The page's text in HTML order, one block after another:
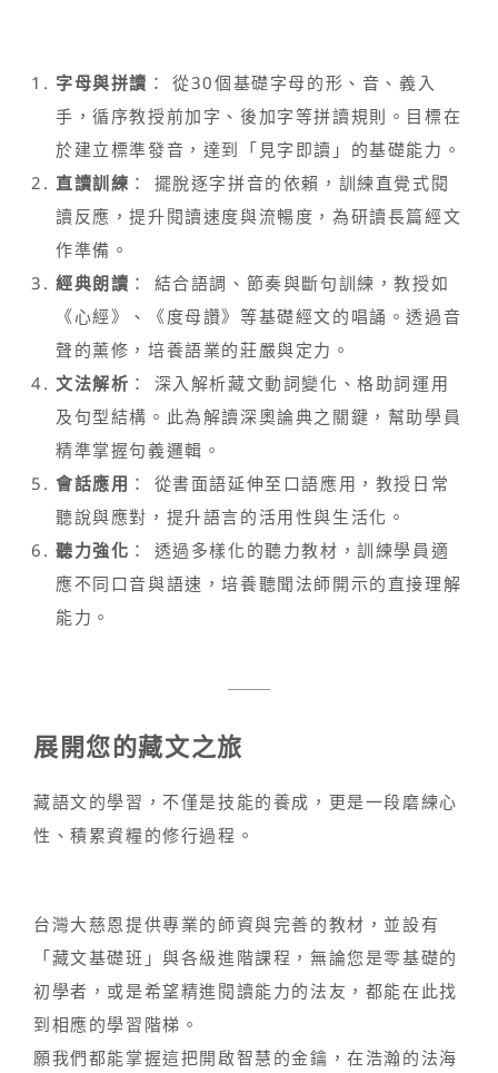
字母與拼讀 ： 從30個基礎字母的形、音、義入
手，循序教授前加字、後加字等拼讀規則。目標在
於建立標準發音，達到「見字即讀」的基礎能力。
直讀訓練 ： 擺脫逐字拼音的依賴，訓練直覺式閱
讀反應，提升閱讀速度與流暢度，為研讀長篇經文
作準備。
經典朗讀 ： 結合語調、節奏與斷句訓練，教授如
《心經》、《度母讚》等基礎經文的唱誦。透過音
聲的薰修，培養語業的莊嚴與定力。
文法解析 ： 深入解析藏文動詞變化、格助詞運用
及句型結構。此為解讀深奧論典之關鍵，幫助學員
精準掌握句義邏輯。
會話應用 ： 從書面語延伸至口語應用，教授日常
聽說與應對，提升語言的活用性與生活化。
聽力強化 ： 透過多樣化的聽力教材，訓練學員適
應不同口音與語速，培養聽聞法師開示的直接理解
能力。
展開您的藏文之旅
藏語文的學習，不僅是技能的養成，更是一段磨練心
性、積累資糧的修行過程。
台灣大慈恩提供專業的師資與完善的教材，並設有
「藏文基礎班」與各級進階課程，無論您是零基礎的
初學者，或是希望精進閱讀能力的法友，都能在此找
到相應的學習階梯。
願我們都能掌握這把開啟智慧的金鑰，在浩瀚的法海